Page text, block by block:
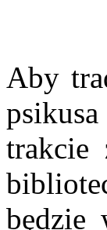
Aby
trakcie
będzie